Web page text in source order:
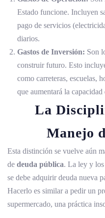
Estado funcione. Incluyen
pago de servicios
diarios.
Gastos de Inversión: Son
construir futuro. Esto
como carreteras, escuelas,
que aumentará la
La
Manejo
Esta distinción se vuelve aún
de deuda pública. La ley y
se debe adquirir deuda nueva
Hacerlo es similar a pedir un
supermercado, una práctica